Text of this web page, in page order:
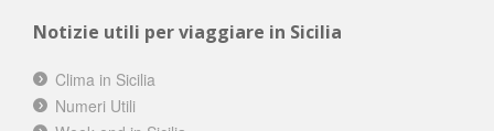
Notizie utili per viaggiare in Sicilia
Clima in Sicilia
Numeri Utili